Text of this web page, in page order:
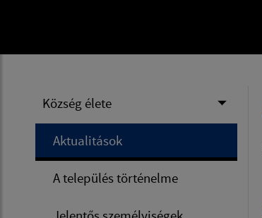
Község élete
Aktualitások
A település történelme